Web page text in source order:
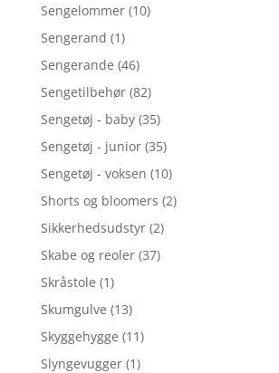
Sengelommer (10)
Sengerand (1)
Sengerande (46)
Sengetilbehør (82)
Sengetøj - baby (35)
Sengetøj - junior (35)
Sengetøj - voksen (10)
Shorts og bloomers (2)
Sikkerhedsudstyr (2)
Skabe og reoler (37)
Skråstole (1)
Skumgulve (13)
Skyggehygge (11)
Slyngevugger (1)